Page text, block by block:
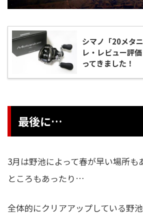
シマノ「20メタ
レ・レビュー評
ってきました！
最後に…
3月は野池によって春が早い場所も
ところもあったり…
全体的にクリアアップしている野